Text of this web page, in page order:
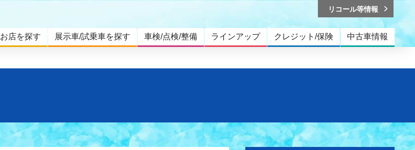
お店を探す 展示車/試乗車を探す 車検/点検/整備 ラインアップ クレジット/保険 中古車情報
リコール等情報